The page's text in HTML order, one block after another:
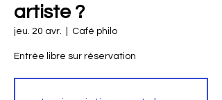
artiste ?
jeu. 20 avr. Café philo
Entrée libre sur réservation